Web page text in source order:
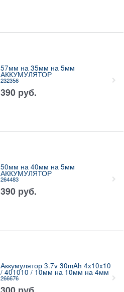
57мм на 35мм на 5мм
АККУМУЛЯТОР
232356
390 руб.
50мм на 40мм на 5мм
АККУМУЛЯТОР
264483
390 руб.
Аккумулятор 3.7v 30mAh 4x10x10
/ 401010 / 10мм на 10мм на 4мм
266676